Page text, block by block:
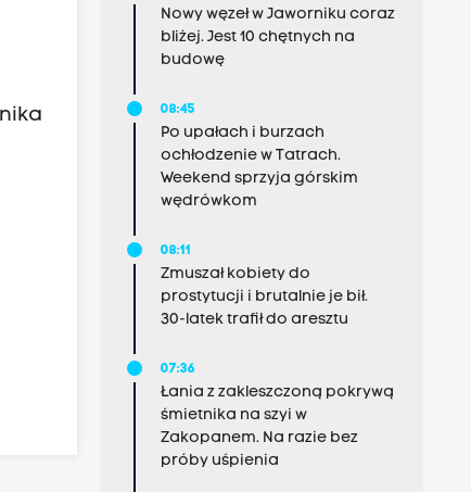
Nowy węzeł w Jaworniku coraz
bliżej. Jest 10 chętnych na
budowę
08:45
Po upałach i burzach
ochłodzenie w Tatrach.
Weekend sprzyja górskim
wędrówkom
08:11
Zmuszał kobiety do
prostytucji i brutalnie je bił.
30-latek trafił do aresztu
07:36
Łania z zakleszczoną pokrywą
śmietnika na szyi w
Zakopanem. Na razie bez
próby uśpienia